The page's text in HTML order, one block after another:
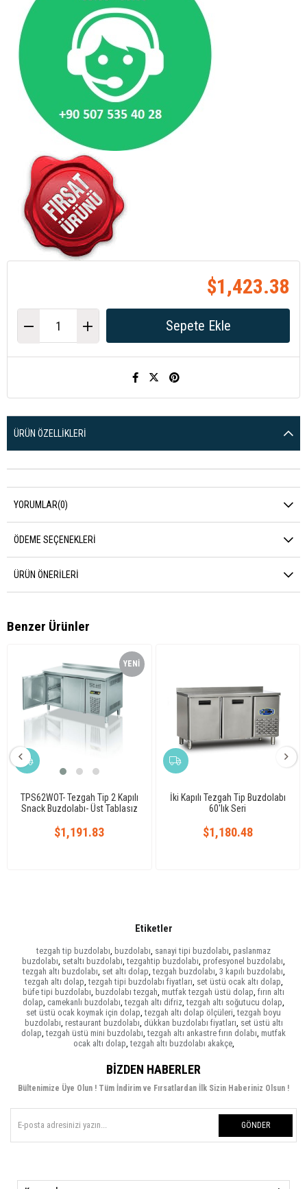
$1,423.38
ÜRÜN ÖZELLIKLERI
YORUMLAR(0)
ÖDEME SEÇENEKLERI
ÜRÜN ÖNERILERI
Benzer Ürünler
TPS62WOT- Tezgah Tip 2 Kapılı
Snack Buzdolabı- Üst Tablasız
$1,191.83
YENI
İki Kapılı Tezgah Tip Buzdolabı
60'lık Seri
$1,180.48
Etiketler
tezgah tip buzdolabı buzdolabı sanayi tipi buzdolabı paslanmaz
buzdolabı setaltı buzdolabı tezgahtip buzdolabı profesyonel buzdolabı
tezgah altı buzdolabı set altı dolap tezgah buzdolabı 3 kapılı buzdolabı
tezgah altı dolap tezgah tipi buzdolabı fiyatları set üstü ocak altı dolap
büfe tipi buzdolabı buzdolabı tezgah mutfak tezgah üstü dolap fırın altı
dolap camekanlı buzdolabı tezgah altı difriz tezgah altı soğutucu dolap
set üstü ocak koymak için dolap tezgah altı dolap ölçüleri tezgah boyu
buzdolabı restaurant buzdolabı dükkan buzdolabı fiyatları set üstü altı
dolap tezgah üstü mini buzdolabı tezgah altı ankastre fırın dolabı mutfak
ocak altı dolap tezgah altı buzdolabı akakçe,
BIZDEN HABERLER
Bültenimize Üye Olun ! Tüm İndirim ve Fırsatlardan İlk Sizin Haberiniz Olsun !
GÖNDER